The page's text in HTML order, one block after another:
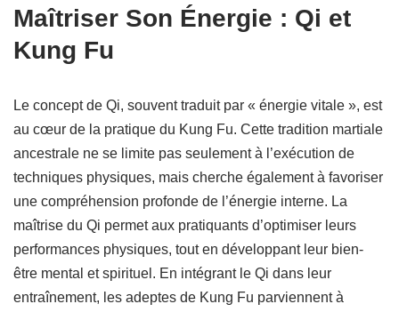
Maîtriser Son Énergie : Qi et
Kung Fu
Le concept de Qi, souvent traduit par « énergie vitale », est
au cœur de la pratique du Kung Fu. Cette tradition martiale
ancestrale ne se limite pas seulement à l’exécution de
techniques physiques, mais cherche également à favoriser
une compréhension profonde de l’énergie interne. La
maîtrise du Qi permet aux pratiquants d’optimiser leurs
performances physiques, tout en développant leur bien-
être mental et spirituel. En intégrant le Qi dans leur
entraînement, les adeptes de Kung Fu parviennent à